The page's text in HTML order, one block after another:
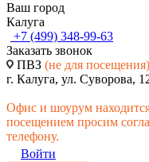
Ваш город
Калуга
+7 (499) 348-99-63
Заказать звонок
ПВЗ (не для посещения)
г. Калуга, ул. Суворова,
Офис и шоурум
посещением просим
телефону.
Войти